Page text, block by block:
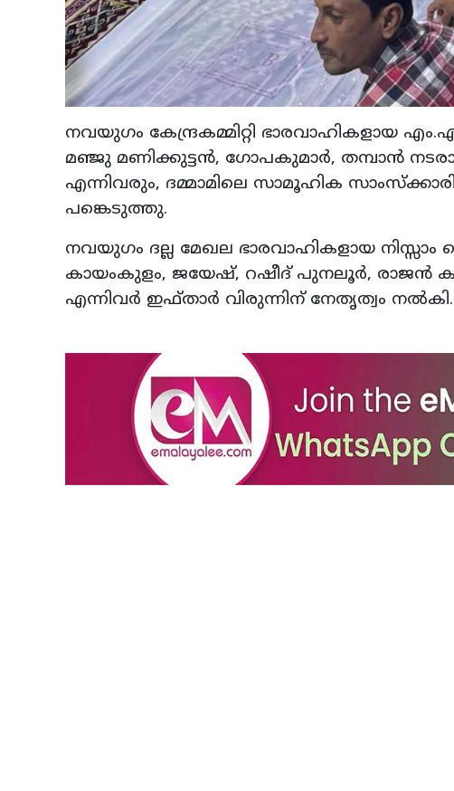
നവയുഗം കേന്ദ്രകമ്മിറ്റി ഭാരവാഹികളായ
മഞ്ജു മണിക്കുട്ടന്‍, ഗോപകുമാര്‍, തമ്പാന്‍
എന്നിവരും, ദമ്മാമിലെ സാമൂഹിക
പങ്കെടുത്തു.
നവയുഗം ദല്ല മേഖല ഭാരവാഹികളായ നിസ്സാം
കായംകുളം, ജയേഷ്, റഷീദ് പുനലൂര്‍,
എന്നിവര്‍ ഇഫ്താര്‍ വിരുന്നിന് നേതൃത്വം നല്‍കി.